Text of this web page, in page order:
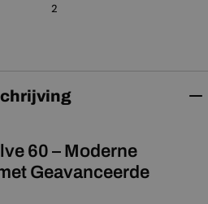
2
60 – Moderne
Geavanceerde